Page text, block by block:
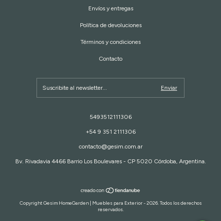
Envíos y entregas
Política de devoluciones
Términos y condiciones
Contacto
5493512111306
+54 9 351 2111306
contacto@gesim.com.ar
Bv. Rivadavia 4466 Barrio Los Boulevares - CP 5020 Córdoba, Argentina.
Copyright Gesim HomeGarden | Muebles para Exterior - 2026. Todos los derechos
reservados.